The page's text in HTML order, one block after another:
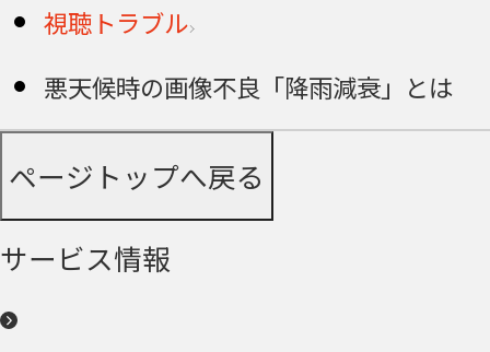
視聴トラブル
悪天候時の画像不良「降雨減衰」とは
ページトップへ戻る
サービス情報